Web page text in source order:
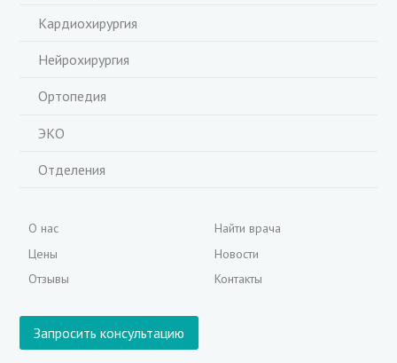
Кардиохирургия
Нейрохирургия
Ортопедия
ЭКО
Отделения
О нас
Цены
Отзывы
Найти врача
Новости
Контакты
Запросить консультацию